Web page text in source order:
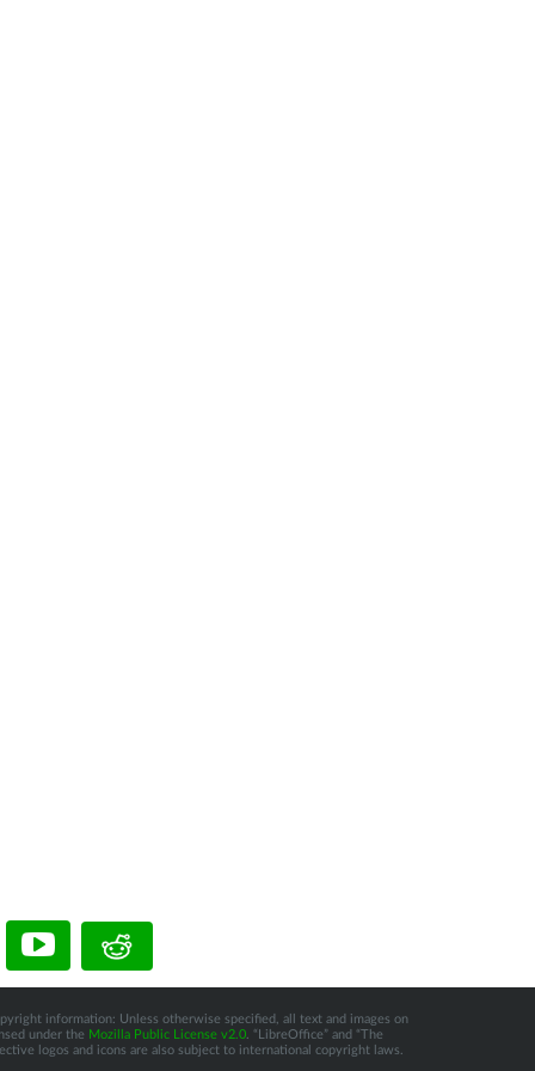
information: Unless otherwise specified, all text and images on
under the Mozilla Public License v2.0. “LibreOffice” and “The
logos and icons are also subject to international copyright laws.